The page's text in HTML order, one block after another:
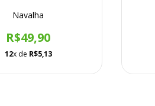
Navalha
R$49,90
12x de R$5,13